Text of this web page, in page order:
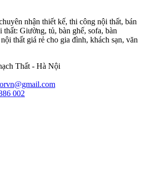
nhận thiết kế, thi công nội thất, bán
thất: Giường, tủ, bàn ghế, sofa, bàn
thất giá rẻ cho gia đình, khách sạn, văn
Thất - Hà Nội
002